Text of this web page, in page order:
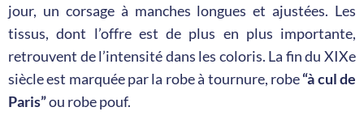
jour, un corsage à manches longues et ajustées. Les
tissus, dont l’offre est de plus en plus importante,
retrouvent de l’intensité dans les coloris. La fin du XIXe
siècle est marquée par la robe à tournure, robe“à cul de
Paris”ou robe pouf.